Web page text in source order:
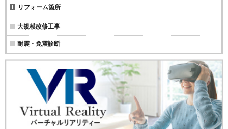
リフォーム箇所
大規模改修工事
耐震・免震診断